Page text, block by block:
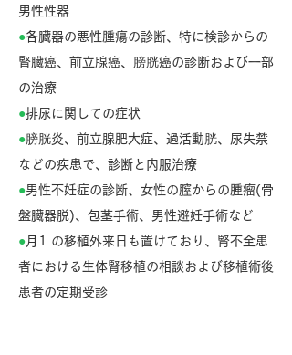
男性性器
●各臓器の悪性腫瘍の診断、特に検診からの
腎臓癌、前立腺癌、膀胱癌の診断および一部
の治療
●排尿に関しての症状
●膀胱炎、前立腺肥大症、過活動胱、尿失禁
などの疾患で、診断と内服治療
●男性不妊症の診断、女性の膣からの腫瘤(骨
盤臓器脱)、包茎手術、男性避妊手術など
●月1 の移植外来日も置けており、腎不全患
者における生体腎移植の相談および移植術後
患者の定期受診